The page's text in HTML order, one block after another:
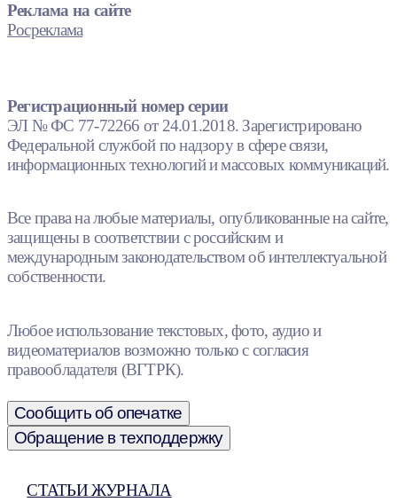
Реклама на сайте
Росреклама
Регистрационный номер серии
ЭЛ № ФС 77-72266 от 24.01.2018. Зарегистрировано
Федеральной службой по надзору в сфере связи,
информационных технологий и массовых коммуникаций.
Все права на любые материалы, опубликованные на сайте,
защищены в соответствии с российским и
международным законодательством об интеллектуальной
собственности.
Любое использование текстовых, фото, аудио и
видеоматериалов возможно только с согласия
правообладателя (ВГТРК).
Сообщить об опечатке
Обращение в техподдержку
СТАТЬИ ЖУРНАЛА